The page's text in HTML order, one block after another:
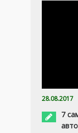
28.08.2017
7